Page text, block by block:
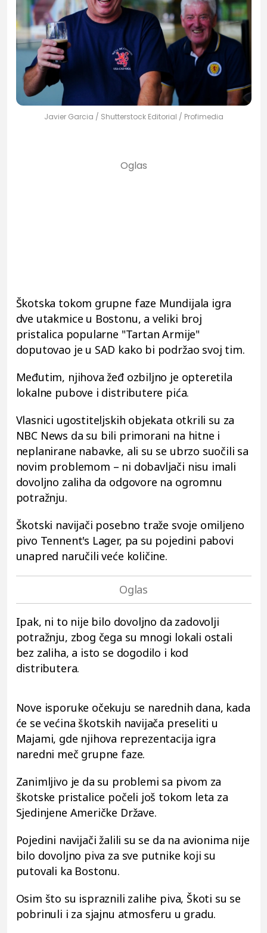
Javier Garcia / Shutterstock Editorial / Profimedia
Škotska tokom grupne faze Mundijala igra
dve utakmice u Bostonu, a veliki broj
pristalica popularne "Tartan Armije"
doputovao je u SAD kako bi podržao svoj tim.
Međutim, njihova žeđ ozbiljno je opteretila
lokalne pubove i distributere pića.
Vlasnici ugostiteljskih objekata otkrili su za
NBC News da su bili primorani na hitne i
neplanirane nabavke, ali su se ubrzo suočili sa
novim problemom – ni dobavljači nisu imali
dovoljno zaliha da odgovore na ogromnu
potražnju.
Škotski navijači posebno traže svoje omiljeno
pivo Tennent's Lager, pa su pojedini pabovi
unapred naručili veće količine.
Ipak, ni to nije bilo dovoljno da zadovolji
potražnju, zbog čega su mnogi lokali ostali
bez zaliha, a isto se dogodilo i kod
distributera.
Nove isporuke očekuju se narednih dana, kada
će se većina škotskih navijača preseliti u
Majami, gde njihova reprezentacija igra
naredni meč grupne faze.
Zanimljivo je da su problemi sa pivom za
škotske pristalice počeli još tokom leta za
Sjedinjene Američke Države.
Pojedini navijači žalili su se da na avionima nije
bilo dovoljno piva za sve putnike koji su
putovali ka Bostonu.
Osim što su ispraznili zalihe piva, Škoti su se
pobrinuli i za sjajnu atmosferu u gradu.